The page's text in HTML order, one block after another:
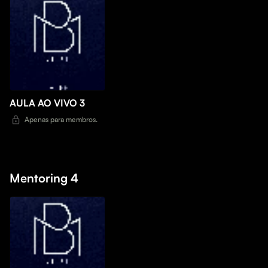
AULA AO VIVO 3
Apenas para membros.
Mentoring 4